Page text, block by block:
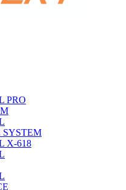
PRO
SYSTEM
X-618